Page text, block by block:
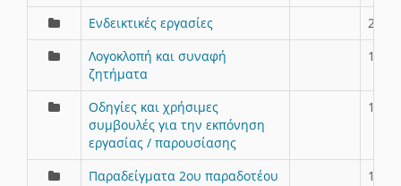
Ενδεικτικές εργασίες
26/5/
Λογοκλοπή και συναφή
ζητήματα
11/5/
Οδηγίες και χρήσιμες
συμβουλές για την εκπόνηση
εργασίας / παρουσίασης
11/5/
Παραδείγματα 2ου παραδοτέου
1/7/